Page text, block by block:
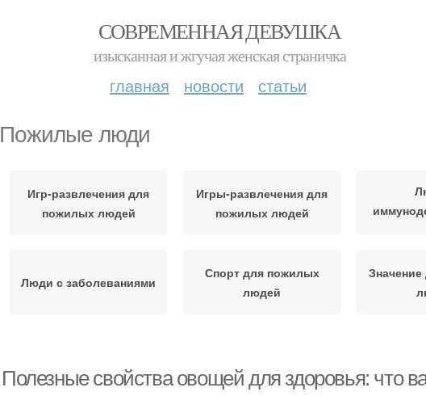
СОВРЕМЕННАЯ ДЕВУШКА
изысканная и жгучая женская страничка
главная новости статьи
Пожилые люди
Игр-развлечения для
пожилых людей
Игры-развлечения для
пожилых людей
Люди с заболеваниями
Спорт для пожилых
людей
заболеваниями
Полезные свойства овощей для здоровья: что